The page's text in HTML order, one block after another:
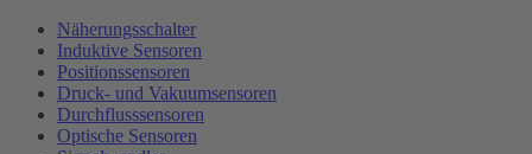
Näherungsschalter
Induktive Sensoren
Positionssensoren
Druck- und Vakuumsensoren
Durchflusssensoren
Optische Sensoren